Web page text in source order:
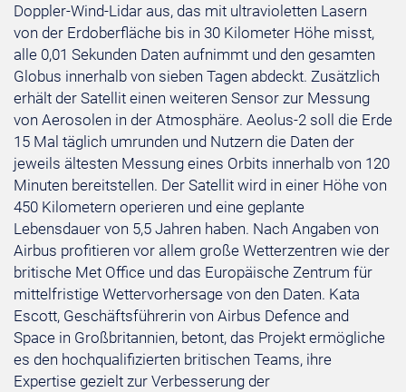
Doppler-Wind-Lidar aus, das mit ultravioletten Lasern
von der Erdoberfläche bis in 30 Kilometer Höhe misst,
alle 0,01 Sekunden Daten aufnimmt und den gesamten
Globus innerhalb von sieben Tagen abdeckt. Zusätzlich
erhält der Satellit einen weiteren Sensor zur Messung
von Aerosolen in der Atmosphäre. Aeolus-2 soll die Erde
15 Mal täglich umrunden und Nutzern die Daten der
jeweils ältesten Messung eines Orbits innerhalb von 120
Minuten bereitstellen. Der Satellit wird in einer Höhe von
450 Kilometern operieren und eine geplante
Lebensdauer von 5,5 Jahren haben. Nach Angaben von
Airbus profitieren vor allem große Wetterzentren wie der
britische Met Office und das Europäische Zentrum für
mittelfristige Wettervorhersage von den Daten. Kata
Escott, Geschäftsführerin von Airbus Defence and
Space in Großbritannien, betont, das Projekt ermögliche
es den hochqualifizierten britischen Teams, ihre
Expertise gezielt zur Verbesserung der